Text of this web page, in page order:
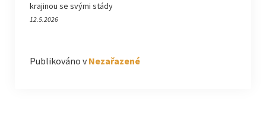
krajinou se svými stády
12.5.2026
Publikováno v Nezařazené